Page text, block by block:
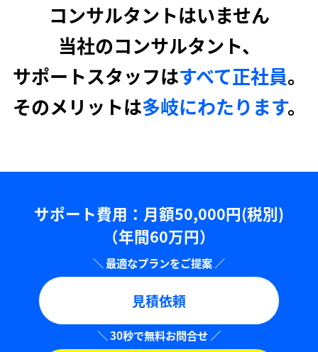
コンサルタントはいません
当社のコンサルタント、
サポートスタッフはすべて正社員。
そのメリットは多岐にわたります。
サポート費用：⽉額50,000円(税別)
（年間60万円）
見積依頼